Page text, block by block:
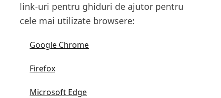
link-uri pentru ghiduri de ajutor pentru
cele mai utilizate browsere:
Google Chrome
Firefox
Microsoft Edge